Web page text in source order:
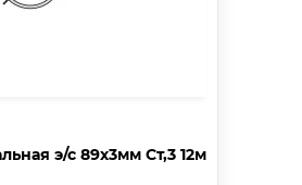
э/с 89х3мм Ст,3 12м